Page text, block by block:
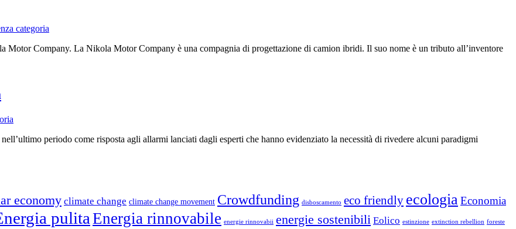
categoria
Motor Company. La Nikola Motor Company è una compagnia di progettazione di camion ibridi. Il suo nome è un tributo all’inventore
periodo come risposta agli allarmi lanciati dagli esperti che hanno evidenziato la necessità di rivedere alcuni paradigmi
economy climate change climate change movement Crowdfunding disboscamento eco friendly ecologia Economia
pulitaEnergia rinnovabile energie rinnovabii energie sostenibili Eolico estinzione extinction rebellion foreste